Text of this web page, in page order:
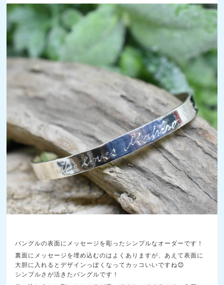
バングルの表面にメッセージを彫ったシンプルなオーダーです！
裏面にメッセージを埋め込むのはよくありますが、あえて表面に
大胆に入れるとデザインっぽくなってカッコいいですね😊
シンプルさが活きたバングルです！